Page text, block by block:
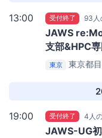
13:00 受付終了 93人
JAWS
支部&HPC
東京
東京都
19:00 受付終了 4人
JAWS-UG